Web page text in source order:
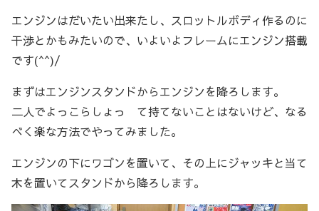
エンジンはだいたい出来たし、スロットルボディ作るのに
干渉とかもみたいので、いよいよフレームにエンジン搭載
です(^^)/
まずはエンジンスタンドからエンジンを降ろします。
二人でよっこらしょっ て持てないことはないけど、なる
べく楽な方法でやってみました。
エンジンの下にワゴンを置いて、その上にジャッキと当て
木を置いてスタンドから降ろします。